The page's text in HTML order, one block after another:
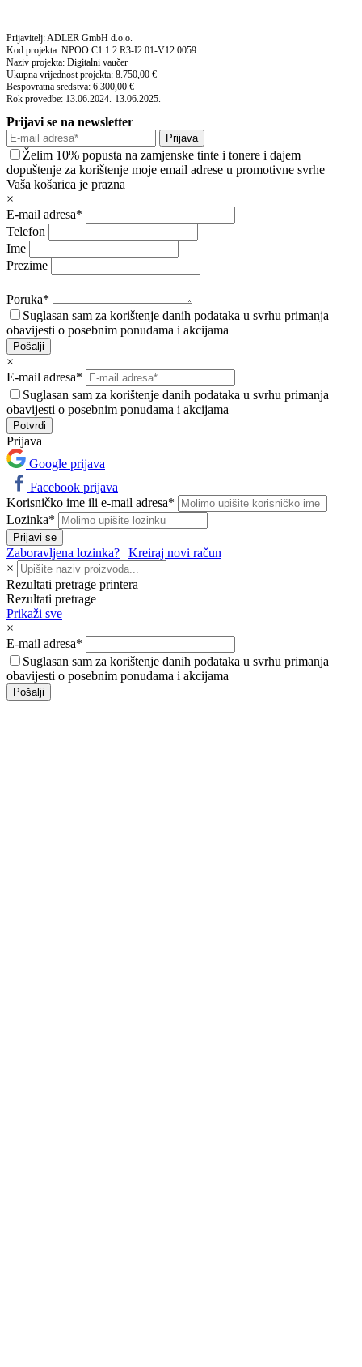
Prijavitelj: ADLER GmbH d.o.o.
Kod projekta: NPOO.C1.1.2.R3-I2.01-V12.0059
Naziv projekta: Digitalni vaučer
Ukupna vrijednost projekta: 8.750,00 €
Bespovratna sredstva: 6.300,00 €
Rok provedbe: 13.06.2024.-13.06.2025.
Prijavi se na newsletter
Prijava
Želim 10% popusta na zamjenske tinte i tonere i dajem
dopuštenje za korištenje moje email adrese u promotivne svrhe
Vaša košarica je prazna
×
E-mail adresa*
Telefon
Ime
Prezime
Poruka*
Suglasan sam za korištenje danih podataka u svrhu primanja
obavijesti o posebnim ponudama i akcijama
Pošalji
×
E-mail adresa*
Suglasan sam za korištenje danih podataka u svrhu primanja
obavijesti o posebnim ponudama i akcijama
Prijava
Google prijava
Facebook prijava
Korisničko ime ili e-mail adresa*
Lozinka*
Prijavi se
Zaboravljena lozinka? | Kreiraj novi račun
×
Rezultati pretrage printera
Rezultati pretrage
Prikaži sve
×
E-mail adresa*
Suglasan sam za korištenje danih podataka u svrhu primanja
obavijesti o posebnim ponudama i akcijama